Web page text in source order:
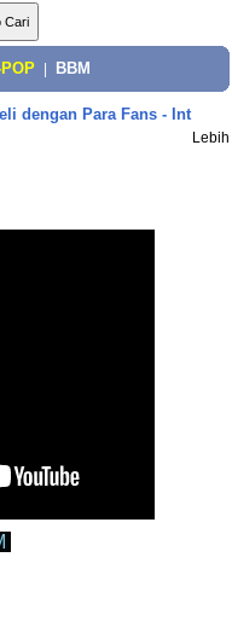
POP BBM
dengan Para Fans - Int
Lebih